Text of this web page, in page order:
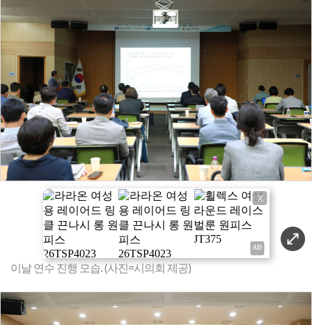
X
이날 연수 진행 모습. (사진=시의회 제공)